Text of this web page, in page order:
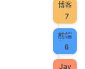
博客
7
前端
6
Jav